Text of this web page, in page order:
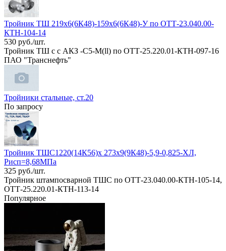
Тройник ТШ 219х6(6К48)-159х6(6К48)-У по ОТТ-23.040.00-
КТН-104-14
530 руб./шт.
Тройник ТШ с с АКЗ -С5-М(ll) по ОТТ-25.220.01-КТН-097-16
ПАО "Транснефть"
Тройники стальные, ст.20
По запросу
Тройник ТШС1220(14К56)х 273х9(9К48)-5,9-0,825-ХЛ,
Рисп=8,68МПа
325 руб./шт.
Тройник штампосварной ТШС по ОТТ-23.040.00-КТН-105-14,
ОТТ-25.220.01-КТН-113-14
Популярное